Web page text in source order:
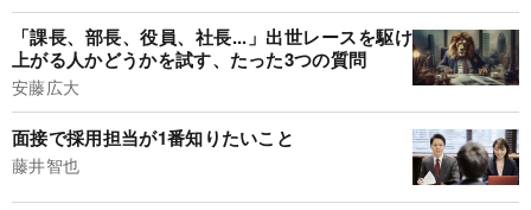
「課長、部長、役員、社長...」出世レースを駆け
上がる人かどうかを試す、たった3つの質問
安藤広大
面接で採用担当が1番知りたいこと
藤井智也